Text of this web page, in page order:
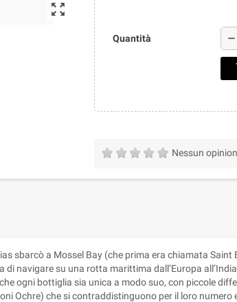
zoom_out_map
Quantità remove
Nessun
sbarcò a Mossel Bay (che prima era chiamata
navigare su una rotta marittima dall’Europa
ogni bottiglia sia unica a modo suo, con piccole
Ochre) che si contraddistinguono per il loro